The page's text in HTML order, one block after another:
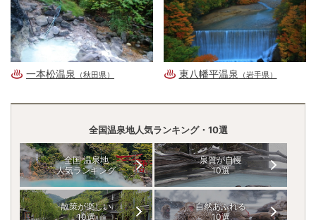
一本松温泉 （秋田県） 東八幡平温泉 （岩手県）
全国温泉地人気ランキング・10選
全国 温泉地
人気ランキング
泉質が自慢
10選
散策が楽しい
10選
自然あふれる
10選